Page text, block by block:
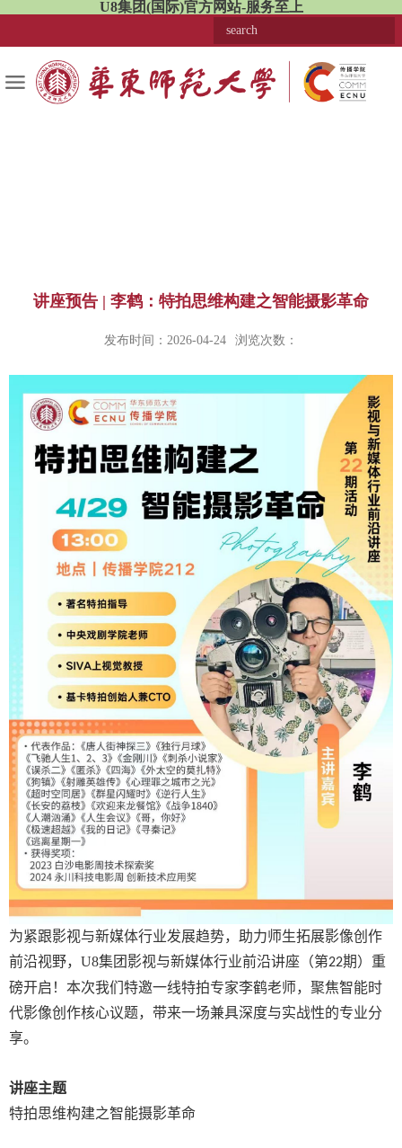
U8集团(国际)官方网站-服务至上
讲座预告 | 李鹤：特拍思维构建之智能摄影革命
发布时间：2026-04-24 浏览次数：
为紧跟影视与新媒体行业发展趋势，助力师生拓展影像创作
前沿视野，U8集团影视与新媒体行业前沿讲座（第22期）重
磅开启！本次我们特邀一线特拍专家李鹤老师，聚焦智能时
代影像创作核心议题，带来一场兼具深度与实战性的专业分
享。
讲座主题
特拍思维构建之智能摄影革命